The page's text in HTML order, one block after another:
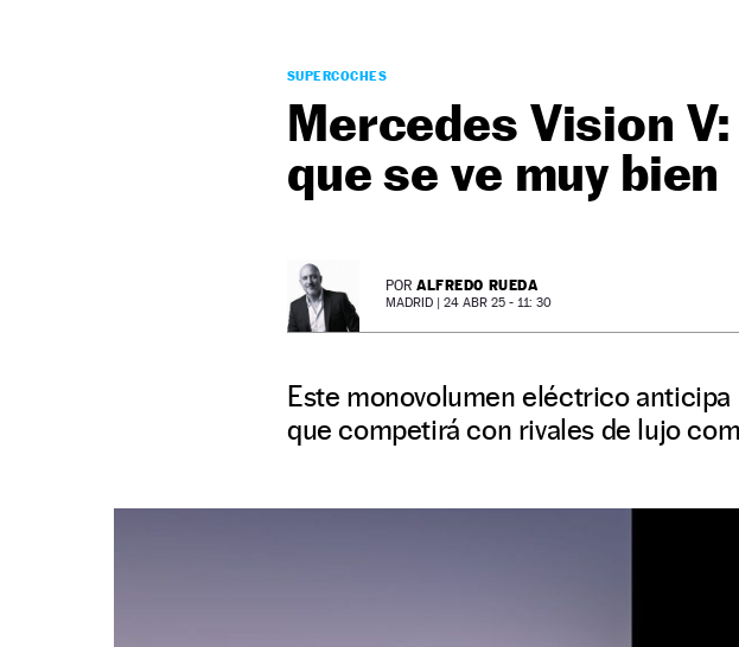
SUPERCOCHES
Mercedes Vision
que se ve muy bien
POR ALFREDO RUEDA
MADRID | 24 ABR 25 - 11: 30
Este monovolumen eléctrico
que competirá con rivales de lujo